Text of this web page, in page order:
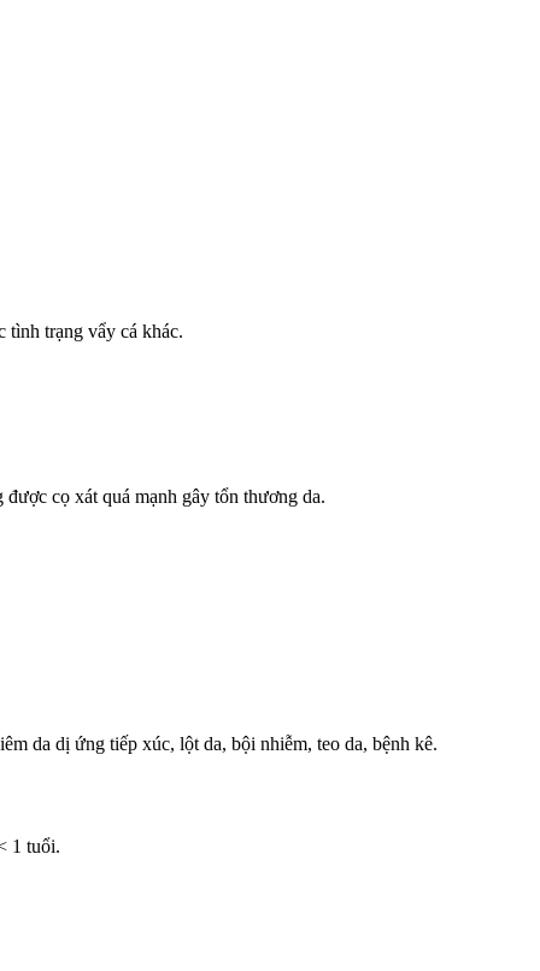
tình trạng vẩy cá khác.
cọ xát quá mạnh gây tổn thương da.
da dị ứng tiếp xúc, lột da, bội nhiễm, teo da, bệnh kê.
1 tuổi.